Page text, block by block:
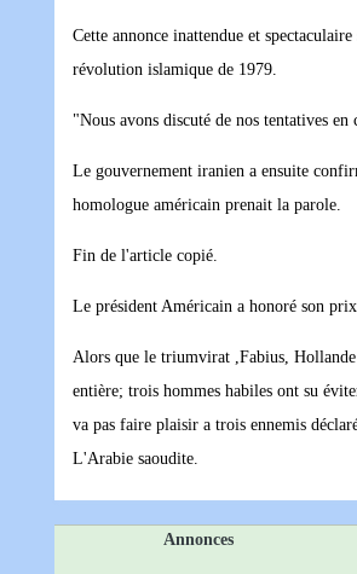
Cette annonce inattendue et
révolution islamique de 1979.
"Nous avons discuté de nos tentatives
Le gouvernement iranien a ensuite
homologue américain prenait la parole.
Fin de l'article copié.
Le président Américain a honoré son
Alors que le triumvirat ,Fabius,
entière; trois hommes habiles ont su
va pas faire plaisir a trois ennemis
L'Arabie saoudite.
Annonces